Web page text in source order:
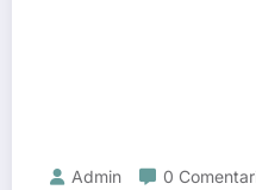
Admin 0